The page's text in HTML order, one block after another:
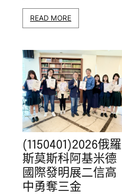
READ MORE
(1150401)2026俄羅
斯莫斯科阿基米德
國際發明展二信高
中勇奪三金